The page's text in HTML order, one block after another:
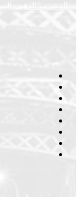
الذهبي البنزرتي